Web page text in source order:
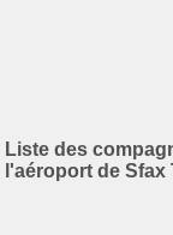
Liste des
l'aéroport de